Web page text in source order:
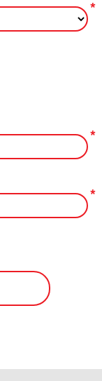
*
*
*